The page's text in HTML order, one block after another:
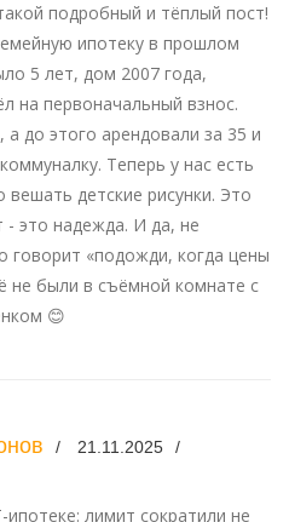
подробный и тёплый пост!
ипотеку в прошлом
5 лет, дом 2007 года,
на первоначальный взнос.
до этого арендовали за 35 и
Теперь у нас есть
детские рисунки. Это
- это надежда. И да, не
говорит «подожди, когда цены
не были в съёмной комнате с
😊
21.11.2025
лимит сократили не